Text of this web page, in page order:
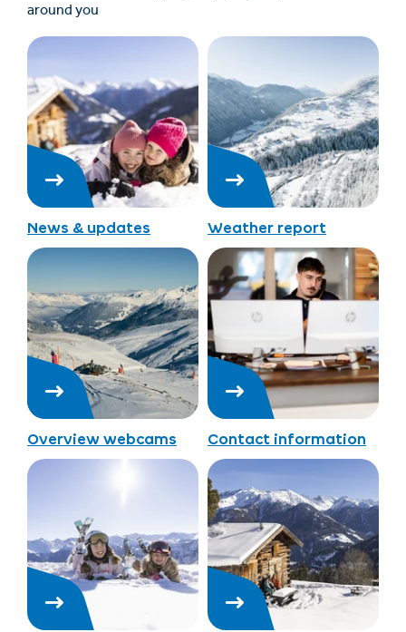
around you
News & updates Weather report
Overview webcams Contact information